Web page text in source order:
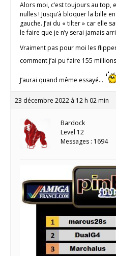
Alors moi, c’est toujours au
nulles ! Jusqu’à bloquer la bille
gauche. J’ai du « tilter » car elle
le faire que je n’y serai jamais
Vraiment pas pour moi les
comment j’ai pu faire 155
J’aurai quand même essayé…
23 décembre 2022 à 12 h 02 min
Bardock
Level 12
Messages : 1694